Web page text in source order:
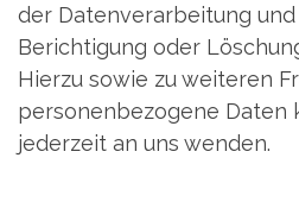
der Datenverarbeitung
Berichtigung oder
Hierzu sowie zu weiteren
personenbezogene Daten
jederzeit an uns wenden.